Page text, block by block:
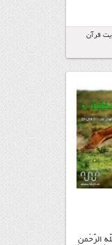
قرآن
الرَّحْمنِ